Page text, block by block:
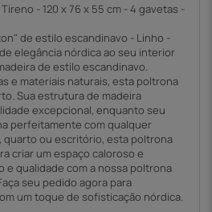
- 120 x 76 x 55 cm - 4 gavetas -
de estilo escandinavo - Linho -
elegância nórdica ao seu interior
de estilo escandinavo.
e materiais naturais, esta poltrona
Sua estrutura de madeira
excepcional, enquanto seu
perfeitamente com qualquer
quarto ou escritório, esta poltrona
criar um espaço caloroso e
e qualidade com a nossa poltrona
seu pedido agora para
um toque de sofisticação nórdica.